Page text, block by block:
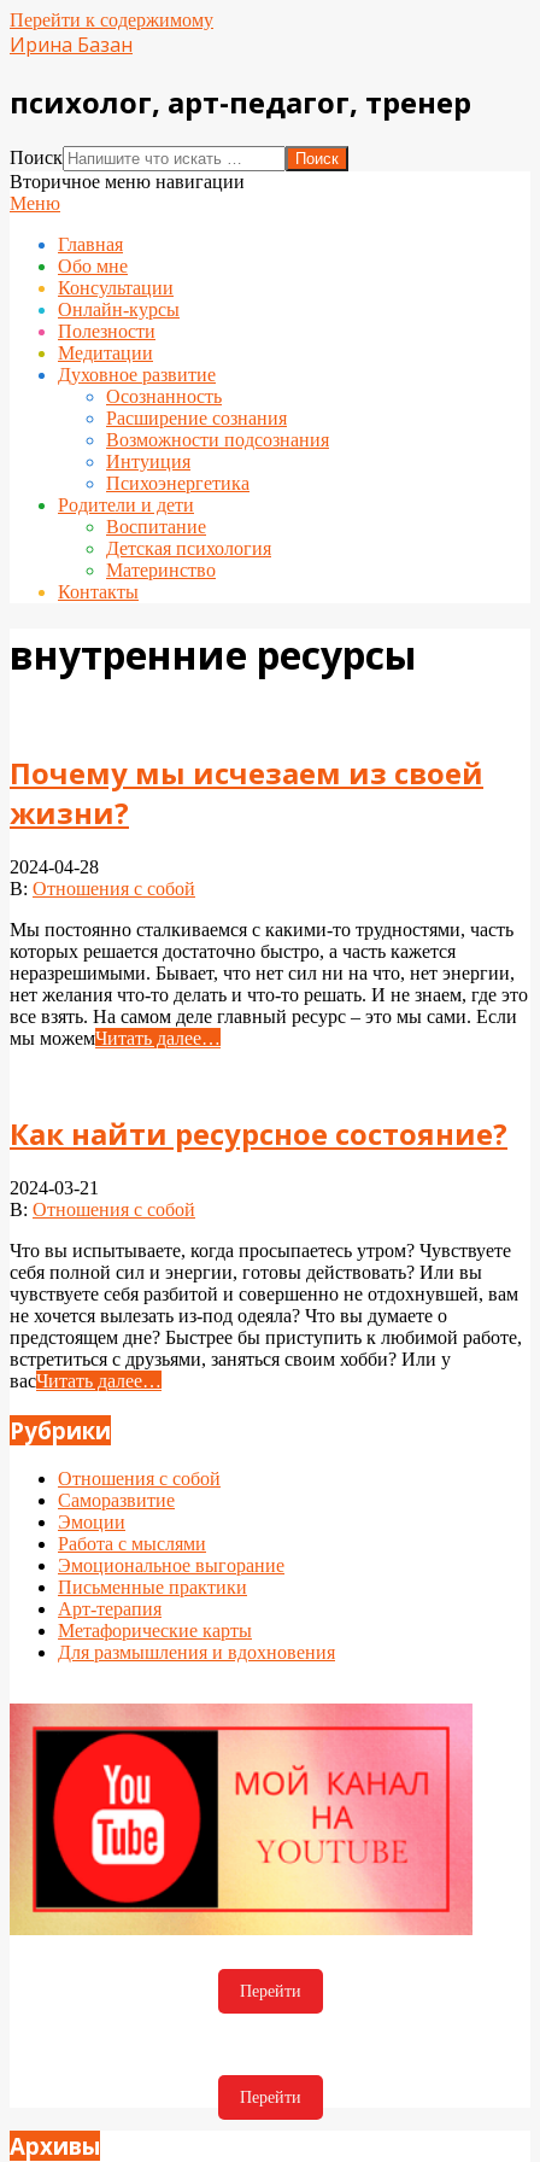
Перейти к содержимому
Ирина Базан
психолог, арт-педагог, тренер
Поиск
Вторичное меню навигации
Меню
Главная
Обо мне
Консультации
Онлайн-курсы
Полезности
Медитации
Духовное развитие
Осознанность
Расширение сознания
Возможности подсознания
Интуиция
Психоэнергетика
Родители и дети
Воспитание
Детская психология
Материнство
Контакты
внутренние ресурсы
Почему мы исчезаем из своей
жизни?
2024-04-28
В: Отношения с собой
Мы постоянно сталкиваемся с какими-то трудностями, часть
которых решается достаточно быстро, а часть кажется
неразрешимыми. Бывает, что нет сил ни на что, нет энергии,
нет желания что-то делать и что-то решать. И не знаем, где это
все взять. На самом деле главный ресурс – это мы сами. Если
мы можемЧитать далее…
Как найти ресурсное состояние?
2024-03-21
В: Отношения с собой
Что вы испытываете, когда просыпаетесь утром? Чувствуете
себя полной сил и энергии, готовы действовать? Или вы
чувствуете себя разбитой и совершенно не отдохнувшей, вам
не хочется вылезать из-под одеяла? Что вы думаете о
предстоящем дне? Быстрее бы приступить к любимой работе,
встретиться с друзьями, заняться своим хобби? Или у
васЧитать далее…
Рубрики
Отношения с собой
Саморазвитие
Эмоции
Работа с мыслями
Эмоциональное выгорание
Письменные практики
Арт-терапия
Метафорические карты
Для размышления и вдохновения
Перейти
Перейти
Архивы